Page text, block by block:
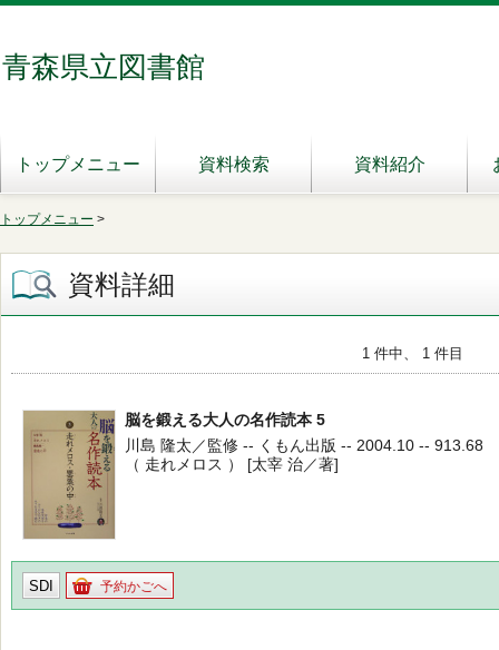
青森県立図書館
トップメニュー 資料検索 資料紹介
トップメニュー >
資料詳細
1 件中、 1 件目
脳を鍛える大人の名作読本 5
川島 隆太／監修 -- くもん出版 -- 2004.10 -- 913.68
（ 走れメロス ） [太宰 治／著]
SDI 予約かごへ